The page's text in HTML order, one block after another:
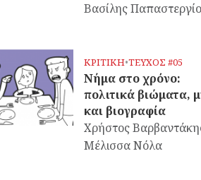
Βασίλης
ΚΡΙΤΙΚΗ•ΤΕΥΧΟΣ #05
Νήμα στο χρόνο:
πολιτικά βιώματα,
και βιογραφία
Χρήστος
Μέλισσα Νόλα